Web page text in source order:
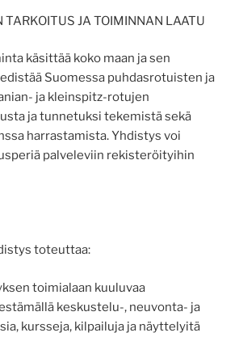
TARKOITUS JA TOIMINNAN LAATU
käsittää koko maan ja sen
Suomessa puhdasrotuisten ja
ja kleinspitz-rotujen
ja tunnetuksi tekemistä sekä
harrastamista. Yhdistys voi
palveleviin rekisteröityihin
toteuttaa:
toimialaan kuuluvaa
keskustelu-, neuvonta- ja
kursseja, kilpailuja ja näyttelyitä